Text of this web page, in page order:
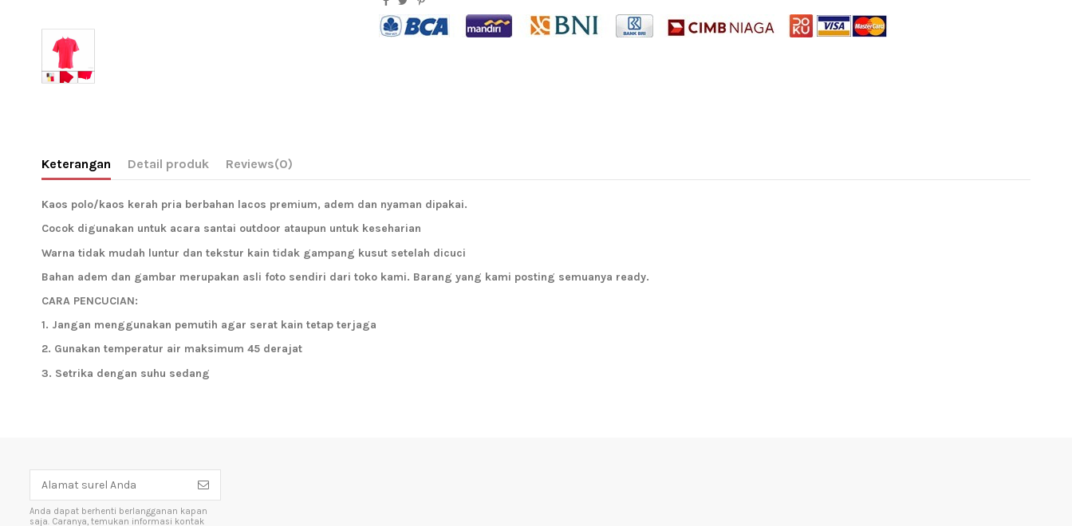
Keterangan Detail produk Reviews(0)
Kaos polo/kaos kerah pria berbahan lacos premium, adem dan nyaman dipakai.
Cocok digunakan untuk acara santai outdoor ataupun untuk keseharian
Warna tidak mudah luntur dan tekstur kain tidak gampang kusut setelah dicuci
Bahan adem dan gambar merupakan asli foto sendiri dari toko kami. Barang yang kami posting semuanya ready.
CARA PENCUCIAN:
1. Jangan menggunakan pemutih agar serat kain tetap terjaga
2. Gunakan temperatur air maksimum 45 derajat
3. Setrika dengan suhu sedang
Anda dapat berhenti berlangganan kapan
saja. Caranya, temukan informasi kontak